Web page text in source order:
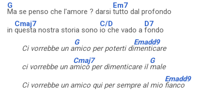
G
Ma se penso che l'amore ? darsi
Em7
tutto dal profondo
in
Cmaj7
questa nostra storia sono
C/D
io che vado a
D7
fondo
Ci vorrebbe un a
G
mico per poterti di
Emadd9
menticare
ci vorrebbe un a
Cmaj7
mico per dimenticare il
G
male
Ci vorrebbe un amico qui per sempre al mio
Emadd9
fianco